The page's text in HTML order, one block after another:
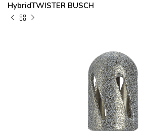
HybridTWISTER BUSCH